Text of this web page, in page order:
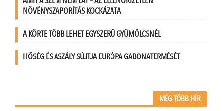
NÖVÉNYSZAPORÍTÁS KOCKÁZATA
A KÖRTE TÖBB LEHET EGYSZERŰ GYÜMÖLCSNÉL
HŐSÉG ÉS ASZÁLY SÚJTJA EURÓPA GABONATERMÉSÉT
MÉG TÖBB HÍR